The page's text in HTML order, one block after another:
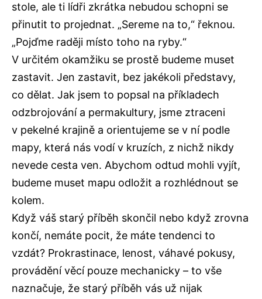
stole, ale ti lídři zkrátka nebudou schopni se
přinutit to projednat. „Sereme na to,“ řeknou.
„Pojďme raději místo toho na ryby.“
V určitém okamžiku se prostě budeme muset
zastavit. Jen zastavit, bez jakékoli představy,
co dělat. Jak jsem to popsal na příkladech
odzbrojování a permakultury, jsme ztraceni
v pekelné krajině a orientujeme se v ní podle
mapy, která nás vodí v kruzích, z nichž nikdy
nevede cesta ven. Abychom odtud mohli vyjít,
budeme muset mapu odložit a rozhlédnout se
kolem.
Když váš starý příběh skončil nebo když zrovna
končí, nemáte pocit, že máte tendenci to
vzdát? Prokrastinace, lenost, váhavé pokusy,
provádění věcí pouze mechanicky – to vše
naznačuje, že starý příběh vás už nijak